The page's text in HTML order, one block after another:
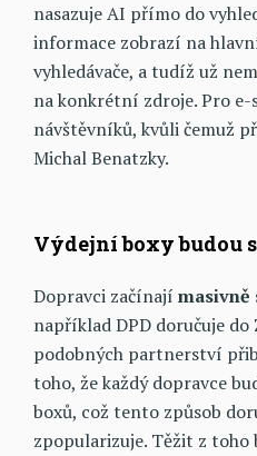
nasazuje AI přímo do
informace zobrazí na
vyhledávače, a tudíž už
na konkrétní zdroje. Pro
návštěvníků, kvůli čemuž
Michal Benatzky.
Výdejní boxy budou
Dopravci začínají masivně
například DPD doručuje do
podobných partnerství
toho, že každý dopravce
boxů, což tento způsob
zpopularizuje. Těžit z toho